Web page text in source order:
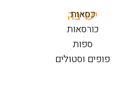
ישיבה
כסאות
כורסאות
ספות
פופים וסטולים